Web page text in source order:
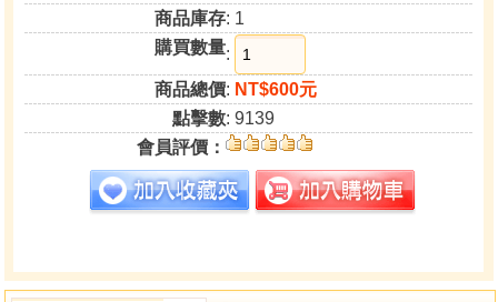
商品庫存: 1
購買數量:
商品總價: NT$600元
點擊數: 9139
會員評價：